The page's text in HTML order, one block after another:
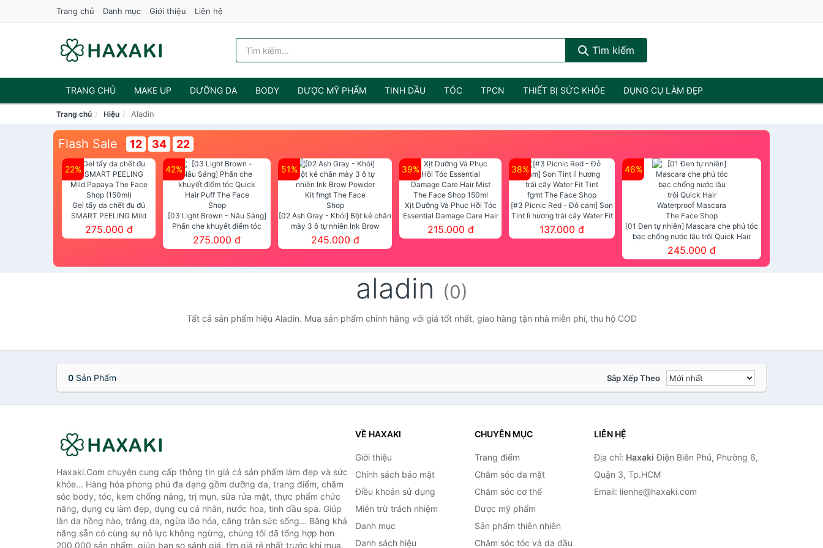
Trang chủ Danh mục Giới thiệu Liên hệ
Tìm kiếm
TRANG CHỦ MAKE UP DƯỠNG DA BODY DƯỢC MỸ PHẨM TINH DẦU TÓC TPCN THIẾT BỊ SỨC KHỎE DỤNG CỤ LÀM ĐẸP
NƯỚC HOA
Trang chủ Hiệu Aladin
Flash Sale 12 34 22
22%
Gel tẩy da chết đu đủ
SMART PEELING Mild
Papaya The Face Shop
(150ml)
275.000 đ
42%
[03 Light Brown - Nâu Sáng]
Phấn che khuyết điểm tóc
Quick Hair Puff The Face Shop
275.000 đ
51%
[02 Ash Gray - Khói] Bột kẻ chân
mày 3 ô tự nhiên Ink Brow
Powder Kit fmgt The Face Shop
245.000 đ
39%
Xịt Dưỡng Và Phục Hồi Tóc
Essential Damage Care Hair
Mist The Face Shop 150ml
215.000 đ
38%
[#3 Picnic Red - Đỏ cam] Son
Tint lì hương trái cây Water Fit
Tint fgmt The Face Shop
137.000 đ
46%
[01 Đen tự nhiên] Mascara che phủ tóc
bạc chống nước lâu trôi Quick Hair
Waterproof Mascara The Face Shop
245.000 đ
aladin (0)
Tất cả sản phẩm hiệu Aladin. Mua sản phẩm chính hãng với giá tốt nhất, giao hàng tận nhà miễn phí, thu hộ COD
0 Sản Phẩm Sắp Xếp Theo
Haxaki.Com chuyên cung cấp thông tin giá cả sản phẩm làm đẹp và sức
khỏe... Hàng hóa phong phú đa dạng gồm dưỡng da, trang điểm, chăm
sóc body, tóc, kem chống nắng, trị mụn, sữa rửa mặt, thực phẩm chức
năng, dụng cụ làm đẹp, dụng cụ cá nhân, nước hoa, tinh dầu spa. Giúp
làn da hồng hào, trắng da, ngừa lão hóa, căng tràn sức sống... Bằng khả
năng sẵn có cùng sự nỗ lực không ngừng, chúng tôi đã tổng hợp hơn
200.000 sản phẩm, giúp bạn so sánh giá, tìm giá rẻ nhất trước khi mua.
VỀ HAXAKI
Giới thiệu
Chính sách bảo mật
Điều khoản sử dụng
Miễn trừ trách nhiệm
Danh mục
Danh sách hiệu
CHUYÊN MỤC
Trang điểm
Chăm sóc da mặt
Chăm sóc cơ thể
Dược mỹ phẩm
Sản phẩm thiên nhiên
Chăm sóc tóc và da đầu
LIÊN HỆ
Địa chỉ: Haxaki Điện Biên Phủ, Phường 6,
Quận 3, Tp.HCM
Email: lienhe@haxaki.com